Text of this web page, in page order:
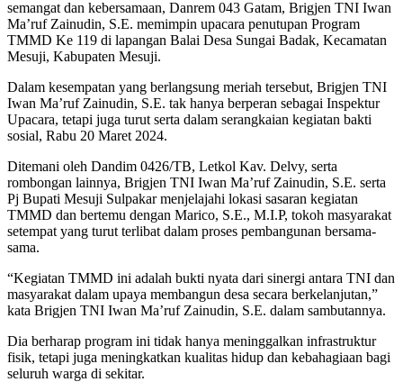
semangat dan kebersamaan, Danrem 043 Gatam, Brigjen TNI Iwan
Ma’ruf Zainudin, S.E. memimpin upacara penutupan Program
TMMD Ke 119 di lapangan Balai Desa Sungai Badak, Kecamatan
Mesuji, Kabupaten Mesuji.
Dalam kesempatan yang berlangsung meriah tersebut, Brigjen TNI
Iwan Ma’ruf Zainudin, S.E. tak hanya berperan sebagai Inspektur
Upacara, tetapi juga turut serta dalam serangkaian kegiatan bakti
sosial, Rabu 20 Maret 2024.
Ditemani oleh Dandim 0426/TB, Letkol Kav. Delvy, serta
rombongan lainnya, Brigjen TNI Iwan Ma’ruf Zainudin, S.E. serta
Pj Bupati Mesuji Sulpakar menjelajahi lokasi sasaran kegiatan
TMMD dan bertemu dengan Marico, S.E., M.I.P, tokoh masyarakat
setempat yang turut terlibat dalam proses pembangunan bersama-
sama.
“Kegiatan TMMD ini adalah bukti nyata dari sinergi antara TNI dan
masyarakat dalam upaya membangun desa secara berkelanjutan,”
kata Brigjen TNI Iwan Ma’ruf Zainudin, S.E. dalam sambutannya.
Dia berharap program ini tidak hanya meninggalkan infrastruktur
fisik, tetapi juga meningkatkan kualitas hidup dan kebahagiaan bagi
seluruh warga di sekitar.